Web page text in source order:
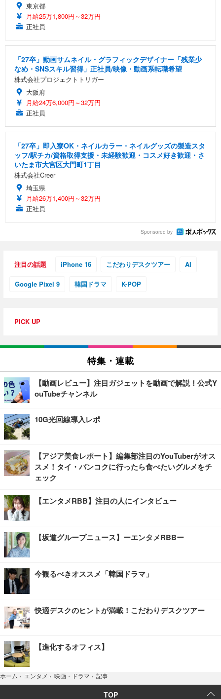
東京都
月給25万1,800円～32万円
正社員
「27卒」動画サムネイル・グラフィックデザイナー「残業少
なめ・SNSスキル習得」正社員/映像・動画系転職希望
株式会社プロジェクトトリガー
大阪府
月給24万6,000円～32万円
正社員
「27卒」即入寮OK・ネイルカラー・ネイルグッズの製造スタ
ッフ/駅チカ/資格取得支援・未経験歓迎・コスメ好き歓迎・さ
いたま市大宮区大門町1丁目
株式会社Creer
埼玉県
月給26万1,400円～32万円
正社員
Sponsored by
注目の話題 iPhone 16 こだわりデスクツアー AI
Google Pixel 9 韓国ドラマ K-POP
PICK UP
特集・連載
【動画レビュー】注目ガジェットを動画で解説！公式Y
ouTubeチャンネル
10G光回線導入レポ
【アジア美食レポート】編集部注目のYouTuberがオス
スメ！タイ・バンコクに行ったら食べたいグルメをチ
ェック
【エンタメRBB】注目の人にインタビュー
【坂道グループニュース】ーエンタメRBBー
今観るべきオススメ「韓国ドラマ」
快適デスクのヒントが満載！こだわりデスクツアー
【進化するオフィス】
ホーム › エンタメ › 映画・ドラマ › 記事
TOP